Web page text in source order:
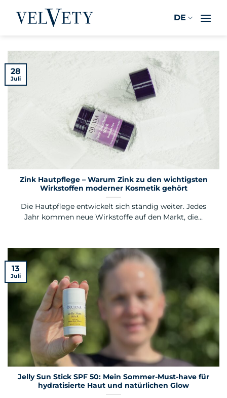
Inhalt
DE
Zink Hautpflege – Warum Zink zu den wichtigsten
Wirkstoffen moderner Kosmetik gehört
Die Hautpflege entwickelt sich ständig weiter. Jedes
Jahr kommen neue Wirkstoffe auf den Markt, die...
28
Juli
Jelly Sun Stick SPF 50: Mein Sommer-Must-have für
hydratisierte Haut und natürlichen Glow
13
Juli